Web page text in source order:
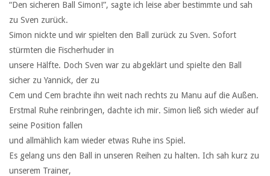
“Den sicheren Ball Simon!”, sagte ich leise aber bestimmte und sah
zu Sven zurück.
Simon nickte und wir spielten den Ball zurück zu Sven. Sofort
stürmten die Fischerhuder in
unsere Hälfte. Doch Sven war zu abgeklärt und spielte den Ball
sicher zu Yannick, der zu
Cem und Cem brachte ihn weit nach rechts zu Manu auf die Außen.
Erstmal Ruhe reinbringen, dachte ich mir. Simon ließ sich wieder auf
seine Position fallen
und allmählich kam wieder etwas Ruhe ins Spiel.
Es gelang uns den Ball in unseren Reihen zu halten. Ich sah kurz zu
unserem Trainer,